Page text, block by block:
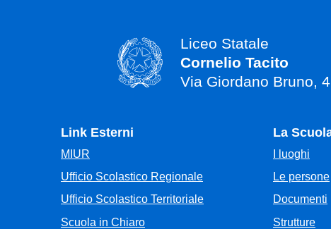
Liceo Statale
Cornelio Tacito
Via Giordano Bruno,
Link Esterni
MIUR
Ufficio Scolastico Regionale
Ufficio Scolastico Territoriale
Scuola in Chiaro
La
I luoghi
Le persone
Documenti
Strutture